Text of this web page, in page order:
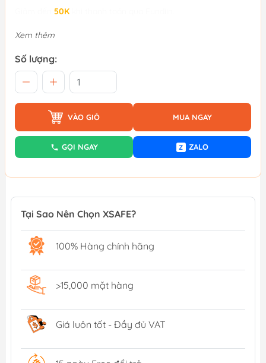
50K
Xem thêm
Số lượng:
VÀO GIỎ MUA NGAY
GỌI NGAY Z ZALO
Tại Sao Nên Chọn XSAFE?
100% Hàng chính hãng
>15,000 mặt hàng
Giá luôn tốt - Đầy đủ VAT